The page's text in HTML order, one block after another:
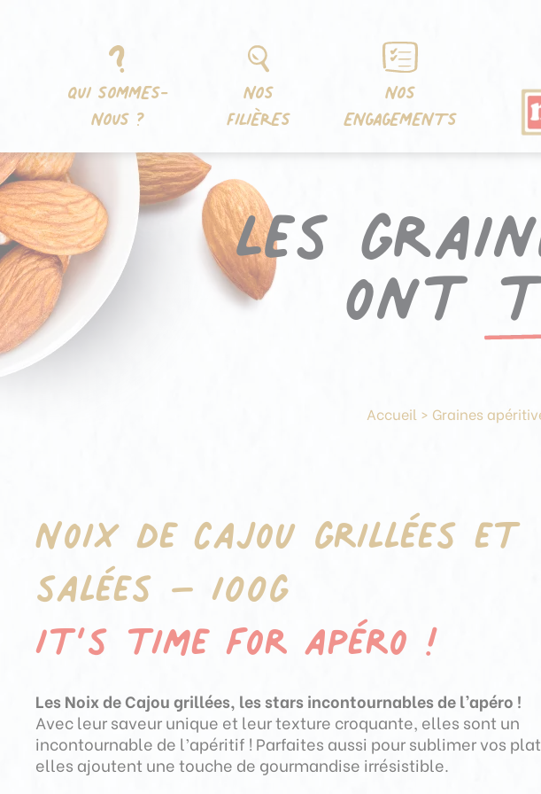
QUI SOMMES-
NOUS ?
NOS
FILIÈRES
NOS
ENGAGEMENTS
Lesont
Accueil > Graines
Noix de cajou grillées et
salées – 100g
It’s time for apéro !
Les Noix de Cajou grillées, les stars incontournables de l’apéro !
Avec leur saveur unique et leur texture croquante, elles sont un
incontournable de l’apéritif ! Parfaites aussi pour sublimer vos
elles ajoutent une touche de gourmandise irrésistible.